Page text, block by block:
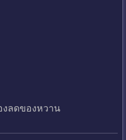
งลดของหวาน